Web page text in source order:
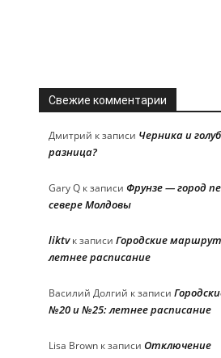
Свежие комментарии
Дмитрий к записи Черника и
разница?
Gary Q к записи Фрунзе — город
севере Молдовы
liktvк записи Городские
летнее расписание
Василий Долгий к записи
№20 и №25: летнее расписание
Lisa Brown к записи Отключение